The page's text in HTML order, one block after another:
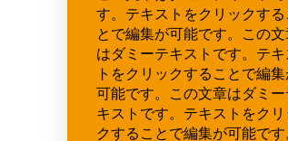
す。テキストをクリックする
とで編集が可能です。この文
はダミーテキストです。テキ
トをクリックすることで編
可能です。この文章はダミー
キストです。テキストをクリ
クすることで編集が可能です